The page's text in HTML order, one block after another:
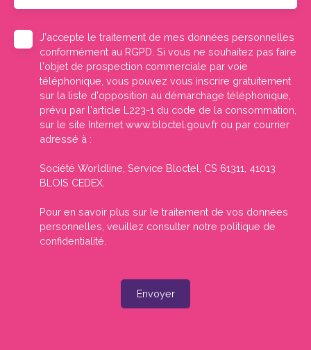
J'accepte le traitement de mes données personnelles
conformément au RGPD. Si vous ne souhaitez pas faire
l'objet de prospection commerciale par voie
téléphonique, vous pouvez vous inscrire gratuitement
sur la liste d'opposition au démarchage téléphonique,
prévu par l'article L223-1 du code de la consommation,
sur le site Internet www.bloctel.gouv.fr ou par courrier
adressé à :
Société Worldline, Service Bloctel, CS 61311, 41013
BLOIS CEDEX.
Pour en savoir plus sur le traitement de vos données
personnelles, veuillez consulter notre politique de
confidentialité
Envoyer